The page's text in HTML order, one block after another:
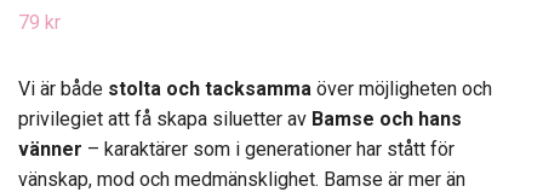
79 kr
Vi är både stolta och tacksamma över möjligheten och
privilegiet att få skapa siluetter av Bamse och hans
vänner – karaktärer som i generationer har stått för
vänskap, mod och medmänsklighet. Bamse är mer än